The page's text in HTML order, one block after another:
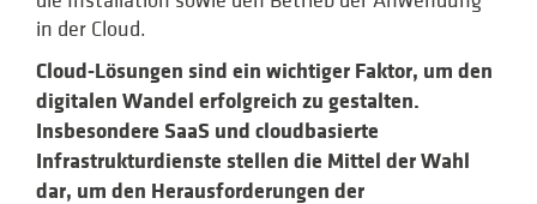
in der Cloud.
Cloud-Lösungen sind ein wichtiger Faktor, um den
digitalen Wandel erfolgreich zu gestalten.
Insbesondere SaaS und cloudbasierte
Infrastrukturdienste stellen die Mittel der Wahl
dar, um den Herausforderungen der